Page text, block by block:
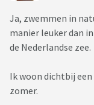
Ja, zwemmen in
manier leuker dan
de Nederlandse zee.
Ik woon dichtbij een
zomer.